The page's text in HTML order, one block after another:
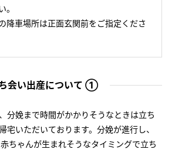
。
降車場所は正面玄関前をご指定くださ
会い出産について ①
分娩まで時間がかかりそうなときは立ち
宅いただいております。分娩が進行し、
ちゃんが生まれそうなタイミングで立ち